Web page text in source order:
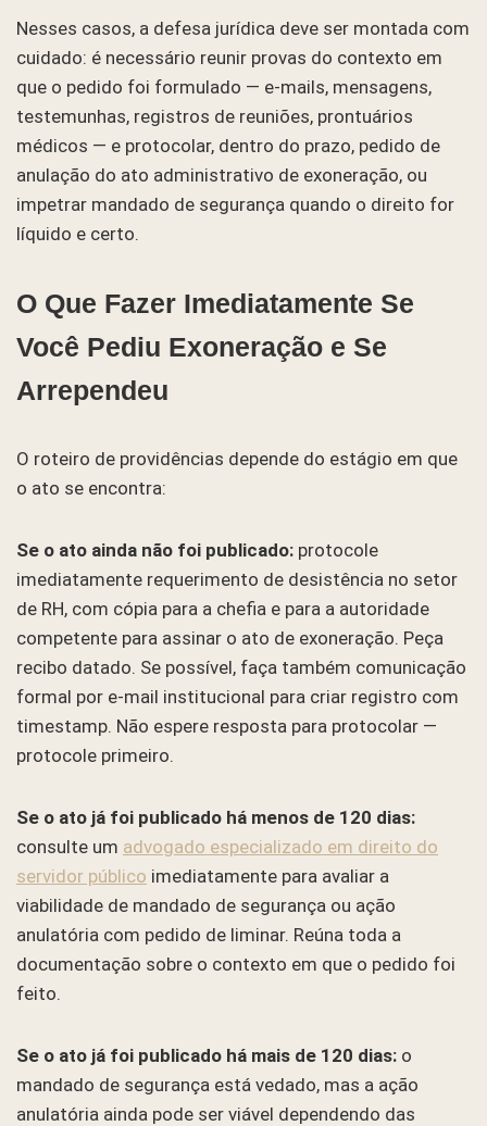
Nesses casos, a defesa jurídica deve ser montada com
cuidado: é necessário reunir provas do contexto em
que o pedido foi formulado — e-mails, mensagens,
testemunhas, registros de reuniões, prontuários
médicos — e protocolar, dentro do prazo, pedido de
anulação do ato administrativo de exoneração, ou
impetrar mandado de segurança quando o direito for
líquido e certo.
O Que Fazer Imediatamente Se
Você Pediu Exoneração e Se
Arrependeu
O roteiro de providências depende do estágio em que
o ato se encontra:
Se o ato ainda não foi publicado: protocole
imediatamente requerimento de desistência no setor
de RH, com cópia para a chefia e para a autoridade
competente para assinar o ato de exoneração. Peça
recibo datado. Se possível, faça também comunicação
formal por e-mail institucional para criar registro com
timestamp. Não espere resposta para protocolar —
protocole primeiro.
Se o ato já foi publicado há menos de 120 dias:
consulte um advogado especializado em direito do
servidor público imediatamente para avaliar a
viabilidade de mandado de segurança ou ação
anulatória com pedido de liminar. Reúna toda a
documentação sobre o contexto em que o pedido foi
feito.
Se o ato já foi publicado há mais de 120 dias: o
mandado de segurança está vedado, mas a ação
anulatória ainda pode ser viável dependendo das